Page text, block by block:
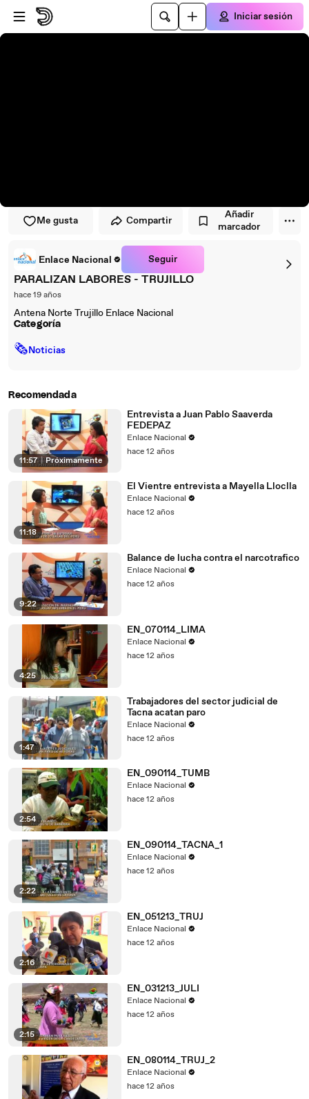
Saltar al reproductor
Saltar al contenido principal
Iniciar sesión
Me gusta Compartir
Añadir
marcador
Enlace Nacional Seguir
PARALIZAN LABORES - TRUJILLO
hace 19 años
Antena Norte Trujillo Enlace Nacional
Categoría
🗞Noticias
Recomendada
11:57 | Próximamente
Entrevista a Juan Pablo Saaverda
FEDEPAZ
Enlace Nacional
hace 12 años
11:18
El Vientre entrevista a Mayella Lloclla
Enlace Nacional
hace 12 años
9:22
Balance de lucha contra el narcotrafico
Enlace Nacional
hace 12 años
4:25
EN_070114_LIMA
Enlace Nacional
hace 12 años
1:47
Trabajadores del sector judicial de
Tacna acatan paro
Enlace Nacional
hace 12 años
2:54
EN_090114_TUMB
Enlace Nacional
hace 12 años
2:22
EN_090114_TACNA_1
Enlace Nacional
hace 12 años
2:16
EN_051213_TRUJ
Enlace Nacional
hace 12 años
2:15
EN_031213_JULI
Enlace Nacional
hace 12 años
EN_080114_TRUJ_2
Enlace Nacional
hace 12 años